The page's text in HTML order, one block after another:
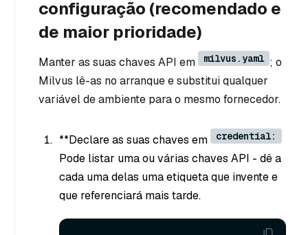
configuração (recomendado e
de maior prioridade)
Manter as suas chaves API em milvus.yaml ; o
Milvus lê-as no arranque e substitui qualquer
variável de ambiente para o mesmo fornecedor.
**Declare as suas chaves em credential:
Pode listar uma ou várias chaves API - dê a
cada uma delas uma etiqueta que invente e
que referenciará mais tarde.